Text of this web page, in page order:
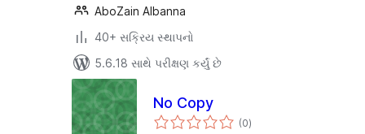
AboZain Albanna
40+ સક્રિય સ્થાપનો
5.6.18 સાથે પરીક્ષણ કર્યું છે
No Copy
(0કુલ
રેટિંગ્સ
)